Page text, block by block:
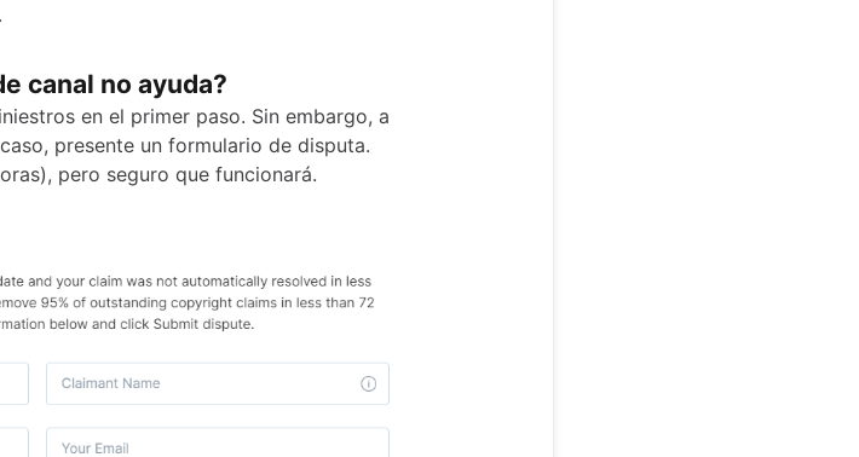
canal no ayuda?
en el primer paso. Sin embargo, a
presente un formulario de disputa.
pero seguro que funcionará.